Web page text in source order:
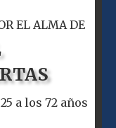
EL ALMA DE
a los 72 años